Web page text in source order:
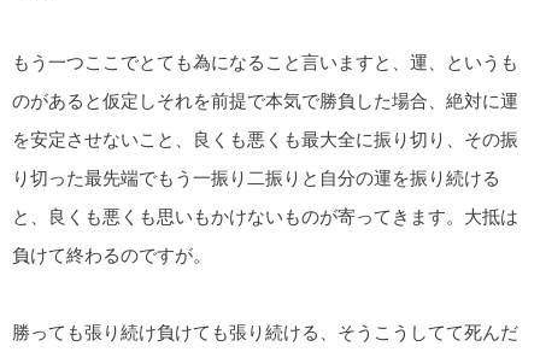
もう一つここでとても為になること言いますと、運、というも
のがあると仮定しそれを前提で本気で勝負した場合、絶対に運
を安定させないこと、良くも悪くも最大全に振り切り、その振
り切った最先端でもう一振り二振りと自分の運を振り続ける
と、良くも悪くも思いもかけないものが寄ってきます。大抵は
負けて終わるのですが。
勝っても張り続け負けても張り続ける、そうこうしてて死んだ